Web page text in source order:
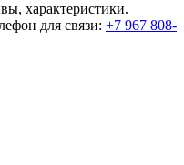
характеристики.
для связи: +7 967 808-